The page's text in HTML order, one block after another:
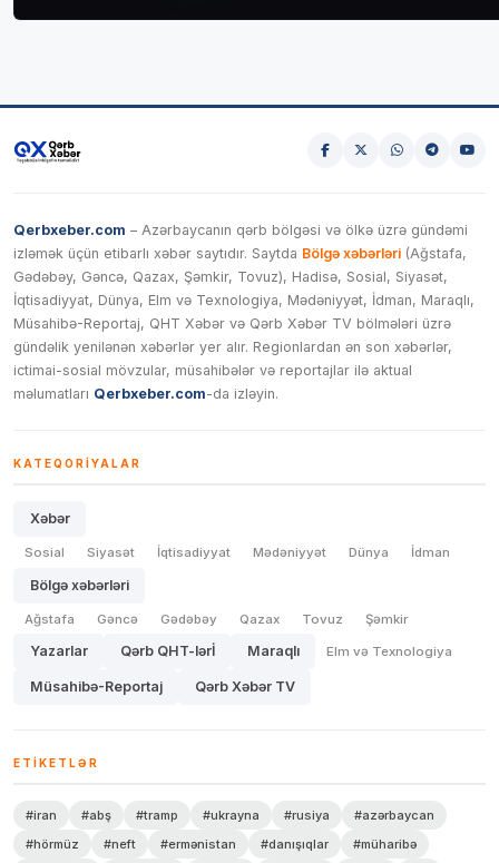
Qerbxeber.com – Azərbaycanın qərb bölgəsi və ölkə üzrə gündəmi
izləmək üçün etibarlı xəbər saytıdır. Saytda Bölgə xəbərləri (Ağstafa,
Gədəbəy, Gəncə, Qazax, Şəmkir, Tovuz), Hadisə, Sosial, Siyasət,
İqtisadiyyat, Dünya, Elm və Texnologiya, Mədəniyyət, İdman, Maraqlı,
Müsahibə-Reportaj, QHT Xəbər və Qərb Xəbər TV bölmələri üzrə
gündəlik yenilənən xəbərlər yer alır. Regionlardan ən son xəbərlər,
ictimai-sosial mövzular, müsahibələr və reportajlar ilə aktual
məlumatları Qerbxeber.com-da izləyin.
KATEQORIYALAR
Xəbər
Sosial Siyasət İqtisadiyyat Mədəniyyət Dünya İdman
Bölgə xəbərləri
Ağstafa Gəncə Gədəbəy Qazax Tovuz Şəmkir
Yazarlar Qərb QHT-lərİ Maraqlı Elm və Texnologiya
Müsahibə-Reportaj Qərb Xəbər TV
ETIKETLƏR
#iran #abş #tramp #ukrayna #rusiya
#azərbaycan
#hörmüz
#neft #ermənistan #danışıqlar
#müharibə